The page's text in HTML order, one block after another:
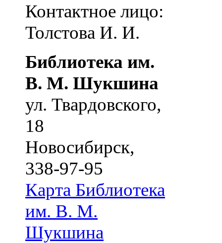
Контактное лицо:
Толстова И. И.
Библиотека им.
В. М. Шукшина
ул. Твардовского,
18
Новосибирск,
338-97-95
Карта Библиотека
им. В. М.
Шукшина